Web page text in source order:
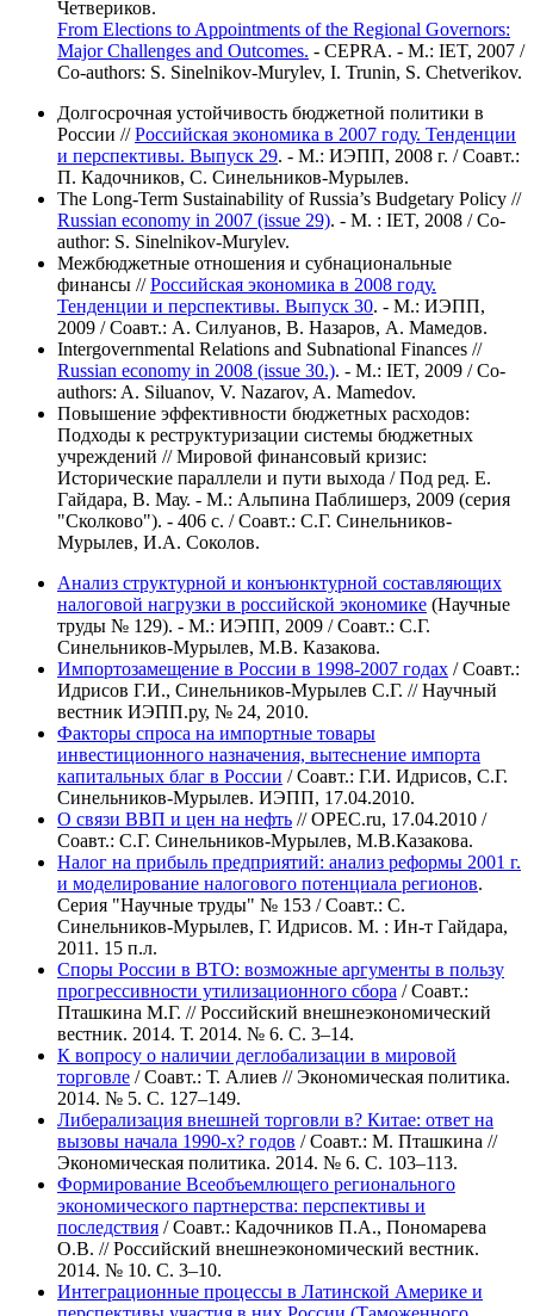
Четвериков.
From Elections to Appointments of the Regional Governors:
Major Challenges and Outcomes. - CEPRA. - M.: IET, 2007 /
Сo-authors: S. Sinelnikov-Murylev, I. Trunin, S. Chetverikov.
Долгосрочная устойчивость бюджетной политики в
России //Российская экономика в 2007 году. Тенденции
и перспективы. Выпуск 29. - М.: ИЭПП, 2008 г. / Соавт.:
П. Кадочников, С. Синельников-Мурылев.
The Long-Term Sustainability of Russia’s Budgetary Policy //
Russian economy in 2007 (issue 29). - M. : IET, 2008 / Сo-
author: S. Sinelnikov-Murylev.
Межбюджетные отношения и субнациональные
финансы //Российская экономика в 2008 году.
Тенденции и перспективы. Выпуск 30. - М.: ИЭПП,
2009 / Соавт.: А. Силуанов, В. Назаров, А. Мамедов.
Intergovernmental Relations and Subnational Finances //
Russian economy in 2008 (issue 30.). - M.: IET, 2009 / Со-
authors: A. Siluanov, V. Nazarov, A. Mamedov.
Повышение эффективности бюджетных расходов:
Подходы к реструктуризации системы бюджетных
учреждений // Мировой финансовый кризис:
Исторические параллели и пути выхода / Под ред. Е.
Гайдара, В. Мау. - М.: Альпина Паблишерз, 2009 (серия
"Сколково"). - 406 с. / Соавт.: С.Г. Синельников-
Мурылев, И.А. Соколов.
Анализ структурной и конъюнктурной составляющих
налоговой нагрузки в российской экономике (Научные
труды № 129). - М.: ИЭПП, 2009 / Соавт.: С.Г.
Синельников-Мурылев, М.В. Казакова.
Импортозамещение в России в 1998-2007 годах / Соавт.:
Идрисов Г.И., Синельников-Мурылев С.Г. // Научный
вестник ИЭПП.ру, № 24, 2010.
Факторы спроса на импортные товары
инвестиционного назначения, вытеснение импорта
капитальных благ в России / Соавт.: Г.И. Идрисов, С.Г.
Синельников-Мурылев. ИЭПП, 17.04.2010.
О связи ВВП и цен на нефть // OPEC.ru, 17.04.2010 /
Соавт.: С.Г. Синельников-Мурылев, М.В.Казакова.
Налог на прибыль предприятий: анализ реформы 2001 г.
и моделирование налогового потенциала регионов.
Серия "Научные труды" № 153 / Соавт.: С.
Синельников-Мурылев, Г. Идрисов. М. : Ин-т Гайдара,
2011. 15 п.л.
Споры России в ВТО: возможные аргументы в пользу
прогрессивности утилизационного сбора / Соавт.:
Пташкина М.Г. // Российский внешнеэкономический
вестник. 2014. Т. 2014. № 6. С. 3–14.
К вопросу о наличии деглобализации в мировой
торговле / Соавт.: Т. Алиев // Экономическая политика.
2014. № 5. С. 127–149.
Либерализация внешней торговли в? Китае: ответ на
вызовы начала 1990-х? годов / Соавт.: М. Пташкина //
Экономическая политика. 2014. № 6. С. 103–113.
Формирование Всеобъемлющего регионального
экономического партнерства: перспективы и
последствия / Соавт.: Кадочников П.А., Пономарева
О.В. // Российский внешнеэкономический вестник.
2014. № 10. С. 3–10.
Интеграционные процессы в Латинской Америке и